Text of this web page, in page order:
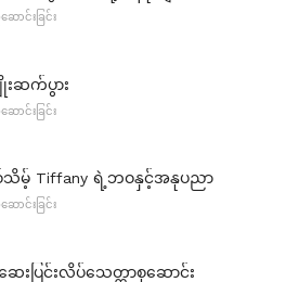
ောင်းခြင်း
ျိုးဆက်ပွား
ောင်းခြင်း
သိမ့် Tiffany ရဲ့ဘဝနှင့်အနုပညာ
ောင်းခြင်း
းပြင်းလိပ်သေတ္တာစုဆောင်း